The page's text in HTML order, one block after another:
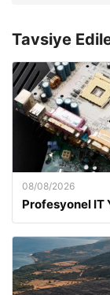
Tavsiye
08/08/2026
Profesyonel IT